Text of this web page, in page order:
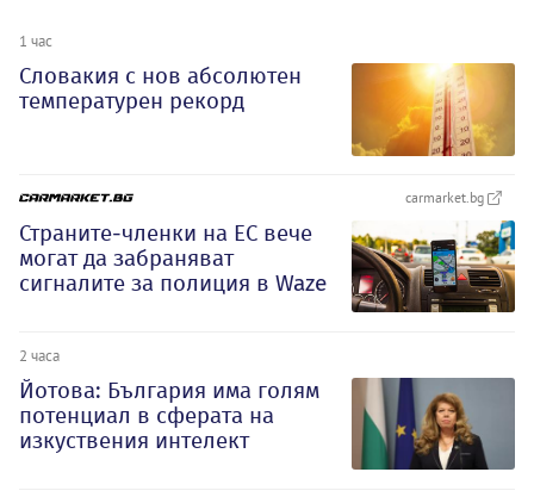
1 час
Словакия с нов абсолютен
температурен рекорд
carmarket.bg
Страните-членки на ЕС вече
могат да забраняват
сигналите за полиция в Waze
2 часа
Йотова: България има голям
потенциал в сферата на
изкуствения интелект